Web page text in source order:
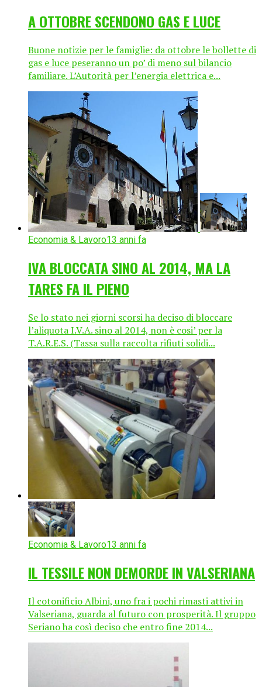
A OTTOBRE SCENDONO GAS E LUCE
Buone notizie per le famiglie: da ottobre le bollette di
gas e luce peseranno un po’ di meno sul bilancio
familiare. L’Autorità per l’energia elettrica e...
Economia & Lavoro13 anni fa
IVA BLOCCATA SINO AL 2014, MA LA
TARES FA IL PIENO
Se lo stato nei giorni scorsi ha deciso di bloccare
l’aliquota I.V.A. sino al 2014, non è cosi’ per la
T.A.R.E.S. (Tassa sulla raccolta rifiuti solidi...
Economia & Lavoro13 anni fa
IL TESSILE NON DEMORDE IN VALSERIANA
Il cotonificio Albini, uno fra i pochi rimasti attivi in
Valseriana, guarda al futuro con prosperità. Il gruppo
Seriano ha così deciso che entro fine 2014...